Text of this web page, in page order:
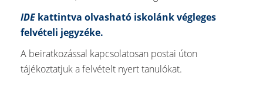
IDEkattintva olvasható iskolánk végleges
felvételi jegyzéke.
A beiratkozással kapcsolatosan postai úton
tájékoztatjuk a felvételt nyert tanulókat.